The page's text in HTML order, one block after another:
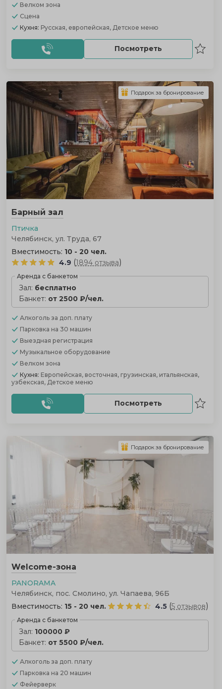
Велком зона
Сцена
Кухня: Русская, европейская, Детское меню
Посмотреть
Барный зал
Птичка
Челябинск, ул. Труда, 67
Вместимость: 10 - 20 чел.
4.9 (1894 отзыва)
Аренда с банкетом
Зал: бесплатно
Банкет: от 2500 ₽/чел.
Алкоголь за доп. плату
Парковка на 30 машин
Выездная регистрация
Музыкальное оборудование
Велком зона
Кухня: Европейская, восточная, грузинская, итальянская,
узбекская, Детское меню
Посмотреть
Подарок за бронирование
Welcome-зона
PANORAMA
Челябинск, пос. Смолино, ул. Чапаева, 96Б
Вместимость: 15 - 20 чел. 4.5 (5 отзывов)
Аренда с банкетом
Зал: 100000 ₽
Банкет: от 5500 ₽/чел.
Алкоголь за доп. плату
Парковка на 20 машин
Фейерверк
Подарок за бронирование